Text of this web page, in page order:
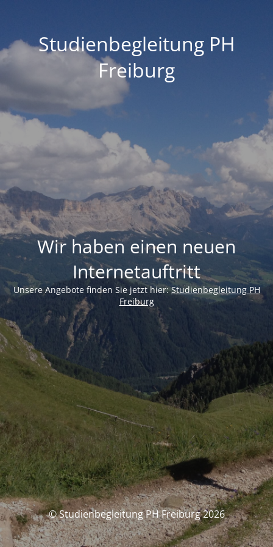
Studienbegleitung PH
Freiburg
Wir haben einen neuen
Internetauftritt
Unsere Angebote finden Sie jetzt hier:Studienbegleitung PH
Freiburg
© Studienbegleitung PH Freiburg 2026